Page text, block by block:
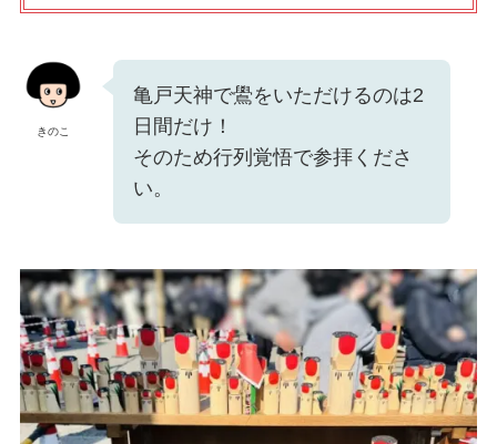
きのこ
亀戸天神で鷽をいただけるのは2
日間だけ！
そのため行列覚悟で参拝くださ
い。